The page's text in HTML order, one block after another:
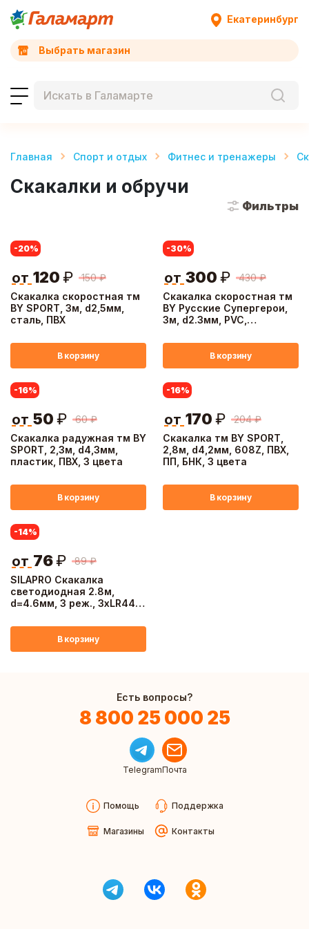
Екатеринбург
Выбрать магазин
Главная Спорт и отдых Фитнес и тренажеры
Скакалки и обручи
Фильтры
Скакалка скоростная тм
BY SPORT, 3м, d2,5мм,
сталь, ПВХ
-20%
150 ₽
от 120 ₽
В корзину
Скакалка скоростная тм
BY Русские Супергерои,
3м, d2.3мм, PVC,
-30%
430 ₽
от 300 ₽
В корзину
Скакалка радужная тм BY
SPORT, 2,3м, d4,3мм,
пластик, ПВХ, 3 цвета
-16%
60 ₽
от 50 ₽
В корзину
Скакалка тм BY SPORT,
2,8м, d4,2мм, 608Z, ПВХ,
ПП, БНК, 3 цвета
-16%
204 ₽
от 170 ₽
В корзину
SILAPRO Скакалка
светодиодная 2.8м,
d=4.6мм, 3 реж., 3хLR44,
-14%
89 ₽
от 76₽
В корзину
Есть вопросы?
8 800 25 000 25
TelegramПочта
Помощь Поддержка
Магазины Контакты